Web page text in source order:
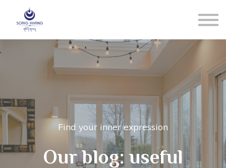
LOGIN
Registrati
Find your inner expression
Our blog: useful